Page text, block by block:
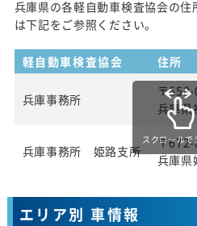
兵庫県の各軽自動車検査協会の
は下記をご参照ください。
軽自動車検査協会 住所
兵庫事務所
〒
兵庫県
兵庫事務所 姫路支所
〒
兵庫県
スクロールで
エリア別 車情報